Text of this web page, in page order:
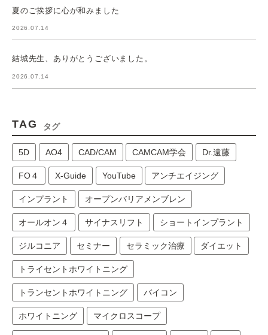
夏のご挨拶に心が和みました
2026.07.14
結城先生、ありがとうございました。
2026.07.14
TAG タグ
5D AO4 CAD/CAM CAMCAM学会 Dr.遠藤
FO４ X-Guide YouTube アンチエイジング
インプラント オープンバリアメンブレン
オールオン４ サイナスリフト ショートインプラント
ジルコニア セミナー セラミック治療 ダイエット
トライセントホワイトニング
トランセントホワイトニング バイコン
ホワイトニング マイクロスコープ